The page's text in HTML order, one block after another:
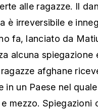
alle ragazze. Il
è irreversibile e
fa, lanciato da
alcuna spiegazione
afghane
in un Paese nel
mezzo. Spiegazioni